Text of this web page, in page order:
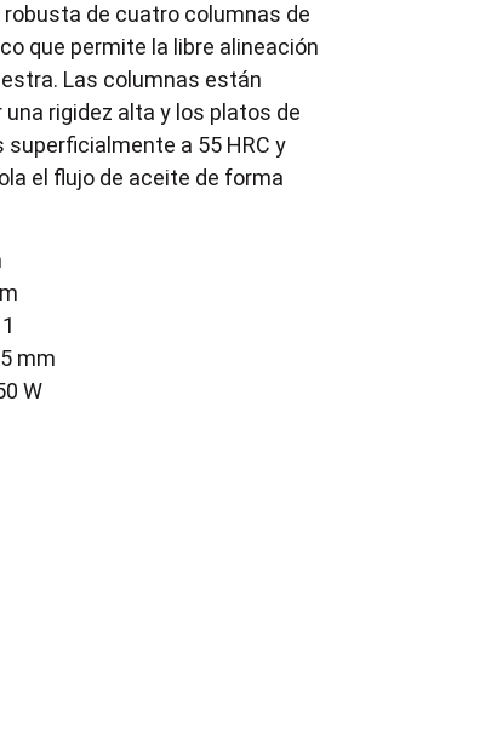
de cuatro columnas de
que permite la libre alineación
Las columnas están
rigidez alta y los platos de
a 55 HRC y
el flujo de aceite de forma
mm
W